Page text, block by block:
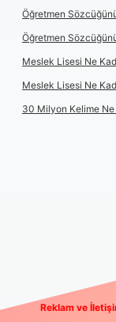
Öğretmen
Öğretmen
Meslek Lisesi Ne
Meslek Lisesi Ne
30 Milyon Kelime Ne
Reklam ve